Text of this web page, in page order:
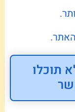
תוכלו